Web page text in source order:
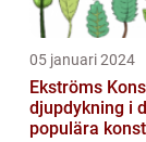
05 januari 2024
Ekströms
djupdykning i
populära